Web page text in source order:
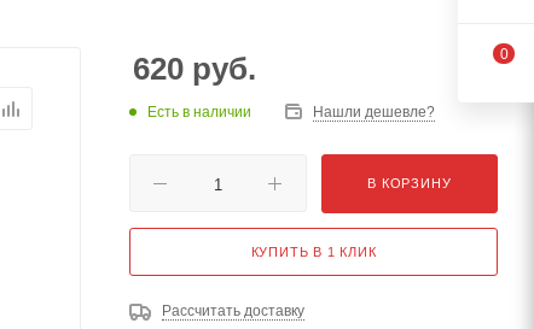
620 руб.
Есть в наличии Нашли дешевле?
В КОРЗИНУ
КУПИТЬ В 1 КЛИК
Рассчитать доставку
0